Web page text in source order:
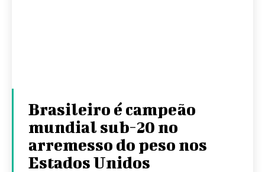
Brasileiro é campeão
mundial sub-20 no
arremesso do peso nos
Estados Unidos